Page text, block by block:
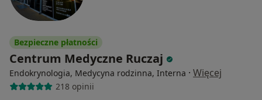
Bezpieczne płatności
Centrum Medyczne Ruczaj
Endokrynologia, Medycyna rodzinna, Interna · Więcej
218 opinii